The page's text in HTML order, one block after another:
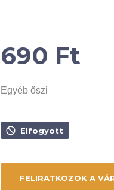
690 Ft
Egyéb őszi
Elfogyott